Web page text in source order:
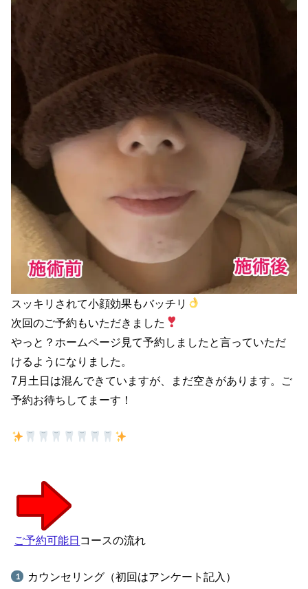
スッキリされて小顔効果もバッチリ
次回のご予約もいただきました
やっと？ホームページ見て予約しましたと言っていただ
けるようになりました。
7月土日は混んできていますが、まだ空きがあります。ご
予約お待ちしてまーす！
ご予約可能日 コースの流れ
カウンセリング（初回はアンケート記入）